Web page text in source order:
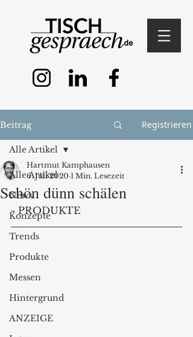
Beitrag Registrieren
Alle Artikel
News
Konzepte
Trends
Produkte
Messen
Hintergrund
ANZEIGE
Alle Artikel
Schön dünn schälen
Hartmut Kamphausen
6. Juli 2020 1 Min. Lesezeit
- PRODUKTE